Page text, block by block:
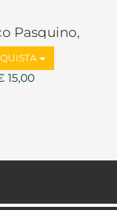
Pasquino,
15,00